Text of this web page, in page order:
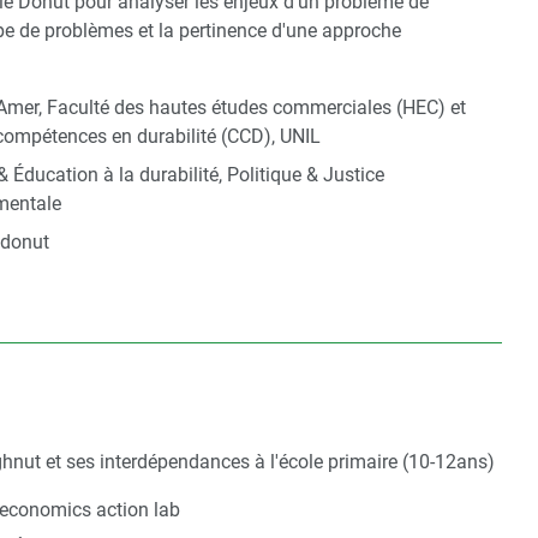
de problèmes et la pertinence d'une approche
Faculté des hautes études commerciales (HEC) et
en durabilité (CCD), UNIL
Éducation à la durabilité, Politique & Justice
et ses interdépendances à l'école primaire (10-12ans)
action lab